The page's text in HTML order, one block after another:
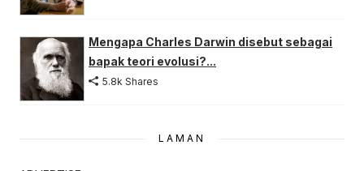
Mengapa Charles Darwin disebut sebagai
bapak teori evolusi?...
5.8k Shares
LAMAN